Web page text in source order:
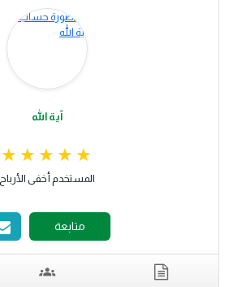
آية الله
المستخدم أخفى الأرباح
متابعة